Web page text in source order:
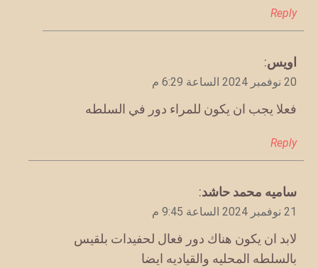
Reply
يقول
اويس:
20 نوفمبر 2024 الساعة 6:29 م
فعلا يجب ان يكون للمراء دور في السلطه
Reply
يقول
ساميه محمد حاشد:
21 نوفمبر 2024 الساعة 9:45 م
لابد ان يكون هناك دور فعال لحفيدات بلقيس
بالسلطه المحليه والقياديه ايضا